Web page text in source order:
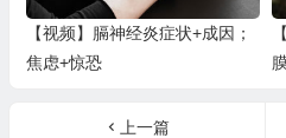
【视频】膈神经炎症状+成因；
焦虑+惊恐
上一篇